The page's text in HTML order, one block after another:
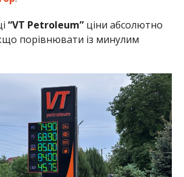
“VT Petroleum” ціни абсолютно
порівнювати із минулим